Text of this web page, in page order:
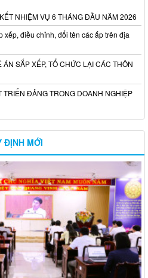
NHIỆM VỤ 6 THÁNG ĐẦU NĂM 2026
điều chỉnh, đổi tên các ấp trên địa
SẮP XẾP, TỔ CHỨC LẠI CÁC THÔN
TRIỂN ĐẢNG TRONG DOANH NGHIỆP
ĐỊNH MỚI